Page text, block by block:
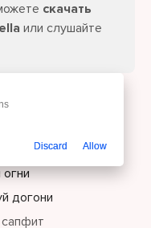
скачать
или слушайте
догони
Discard Allow